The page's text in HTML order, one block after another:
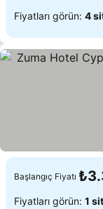
Fiyatları görün: 4
Başlangıç Fiyatı
Fiyatları görün: 1